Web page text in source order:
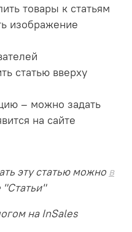
товары к статьям
изображение
статью вверху
– можно задать
на сайте
эту статью можно в
"Статьи"
на InSales